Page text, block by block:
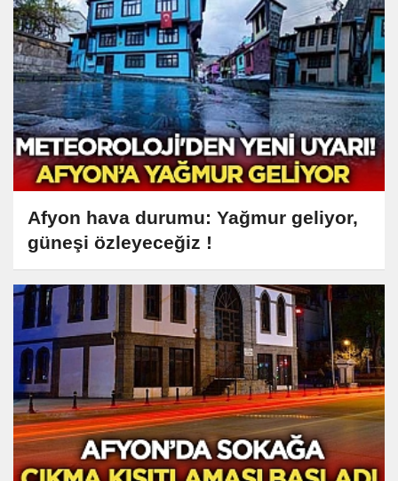
Afyon hava durumu: Yağmur geliyor,
güneşi özleyeceğiz !